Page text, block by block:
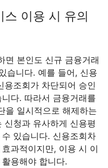
이용 시 유의
면 본인도 신규 금융거래
습니다. 예를 들어, 신용
용조회가 차단되어 승인
다. 따라서 금융거래를
을 일시적으로 해제하는
신청과 유사하게 신용평
있습니다. 신용조회차
과적이지만, 이용 시 이
용해야 합니다.